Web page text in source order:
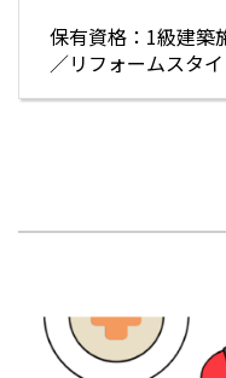
保有資格：1級建築
／リフォームスタ